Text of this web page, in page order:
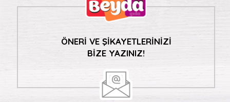
ÖNERİ VE ŞİKAYETLERİNİZİ
BİZE YAZINIZ!